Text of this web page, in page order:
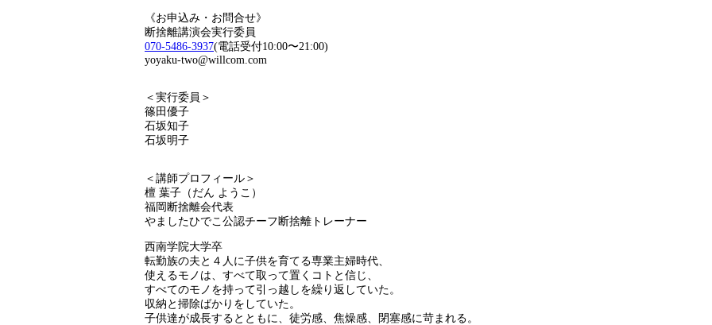
《お申込み・お問合せ》
断捨離講演会実行委員
070-5486-3937(電話受付10:00〜21:00)
yoyaku-two@willcom.com
＜実行委員＞
篠田優子
石坂知子
石坂明子
＜講師プロフィール＞
檀 葉子（だん ようこ）
福岡断捨離会代表
やましたひでこ公認チーフ断捨離トレーナー
西南学院大学卒
転勤族の夫と４人に子供を育てる専業主婦時代、
使えるモノは、すべて取って置くコトと信じ、
すべてのモノを持って引っ越しを繰り返していた。
収納と掃除ばかりをしていた。
子供達が成長するとともに、徒労感、焦燥感、閉塞感に苛まれる。